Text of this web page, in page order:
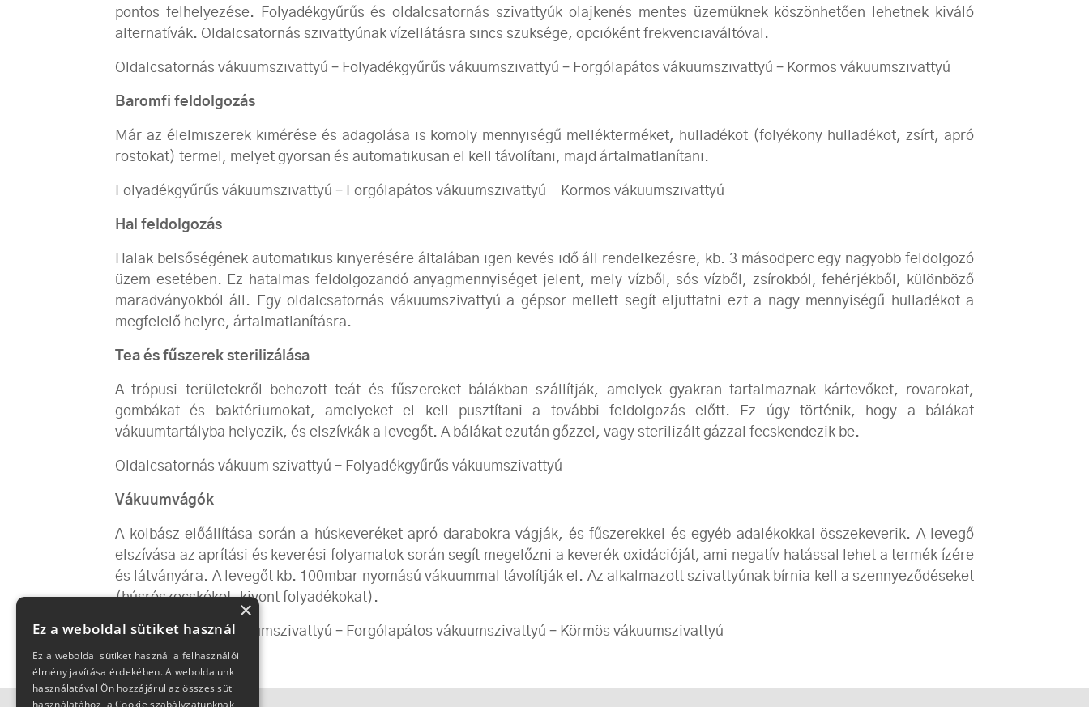
pontos felhelyezése. Folyadékgyűrűs és oldalcsatornás szivattyúk olajkenés mentes üzemüknek köszönhetően lehetnek kiváló
alternatívák. Oldalcsatornás szivattyúnak vízellátásra sincs szüksége, opcióként frekvenciaváltóval.
Oldalcsatornás vákuumszivattyú – Folyadékgyűrűs vákuumszivattyú – Forgólapátos vákuumszivattyú – Körmös vákuumszivattyú
Baromfi feldolgozás
Már az élelmiszerek kimérése és adagolása is komoly mennyiségű mellékterméket, hulladékot (folyékony hulladékot, zsírt, apró
rostokat) termel, melyet gyorsan és automatikusan el kell távolítani, majd ártalmatlanítani.
Folyadékgyűrűs vákuumszivattyú – Forgólapátos vákuumszivattyú - Körmös vákuumszivattyú
Hal feldolgozás
Halak belsőségének automatikus kinyerésére általában igen kevés idő áll rendelkezésre, kb. 3 másodperc egy nagyobb feldolgozó
üzem esetében. Ez hatalmas feldolgozandó anyagmennyiséget jelent, mely vízből, sós vízből, zsírokból, fehérjékből, különböző
maradványokból áll. Egy oldalcsatornás vákuumszivattyú a gépsor mellett segít eljuttatni ezt a nagy mennyiségű hulladékot a
megfelelő helyre, ártalmatlanításra.
Tea és fűszerek sterilizálása
A trópusi területekről behozott teát és fűszereket bálákban szállítják, amelyek gyakran tartalmaznak kártevőket, rovarokat,
gombákat és baktériumokat, amelyeket el kell pusztítani a további feldolgozás előtt. Ez úgy történik, hogy a bálákat
vákuumtartályba helyezik, és elszívkák a levegőt. A bálákat ezután gőzzel, vagy sterilizált gázzal fecskendezik be.
Oldalcsatornás vákuum szivattyú – Folyadékgyűrűs vákuumszivattyú
Vákuumvágók
A kolbász előállítása során a húskeveréket apró darabokra vágják, és fűszerekkel és egyéb adalékokkal összekeverik. A levegő
elszívása az aprítási és keverési folyamatok során segít megelőzni a keverék oxidációját, ami negatív hatással lehet a termék ízére
és látványára. A levegőt kb. 100mbar nyomású vákuummal távolítják el. Az alkalmazott szivattyúnak bírnia kell a szennyeződéseket
(húsrészecskéket, kivont folyadékokat).
Folyadékgyűrűs vákuumszivattyú – Forgólapátos vákuumszivattyú – Körmös vákuumszivattyú
×
Ez a weboldal sütiket használ
Ez a weboldal sütiket használ a felhasználói
élmény javítása érdekében. A weboldalunk
használatával Ön hozzájárul az összes süti
használatához, a Cookie szabályzatunknak